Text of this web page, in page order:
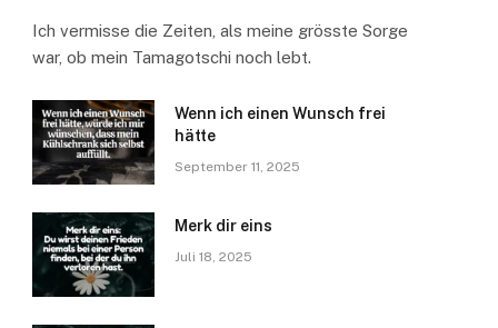
Ich vermisse die Zeiten, als meine grösste Sorge
war, ob mein Tamagotschi noch lebt.
Wenn ich einen Wunsch frei
hätte
September 11, 2025
Merk dir eins
Juli 18, 2025